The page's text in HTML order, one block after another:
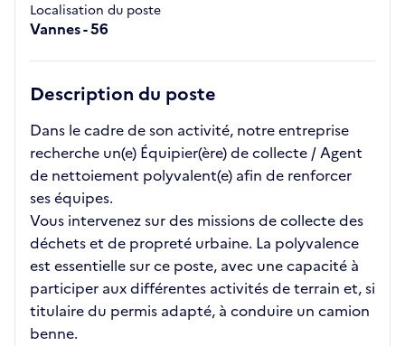
Localisation du poste
Vannes - 56
Description du poste
Dans le cadre de son activité, notre entreprise
recherche un(e) Équipier(ère) de collecte / Agent
de nettoiement polyvalent(e) afin de renforcer
ses équipes.
Vous intervenez sur des missions de collecte des
déchets et de propreté urbaine. La polyvalence
est essentielle sur ce poste, avec une capacité à
participer aux différentes activités de terrain et, si
titulaire du permis adapté, à conduire un camion
benne.